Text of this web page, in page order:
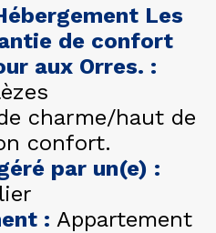
92 44 19 17
Les
de confort
aux Orres. :
charme/haut de
confort.
par un(e) :
: Appartement